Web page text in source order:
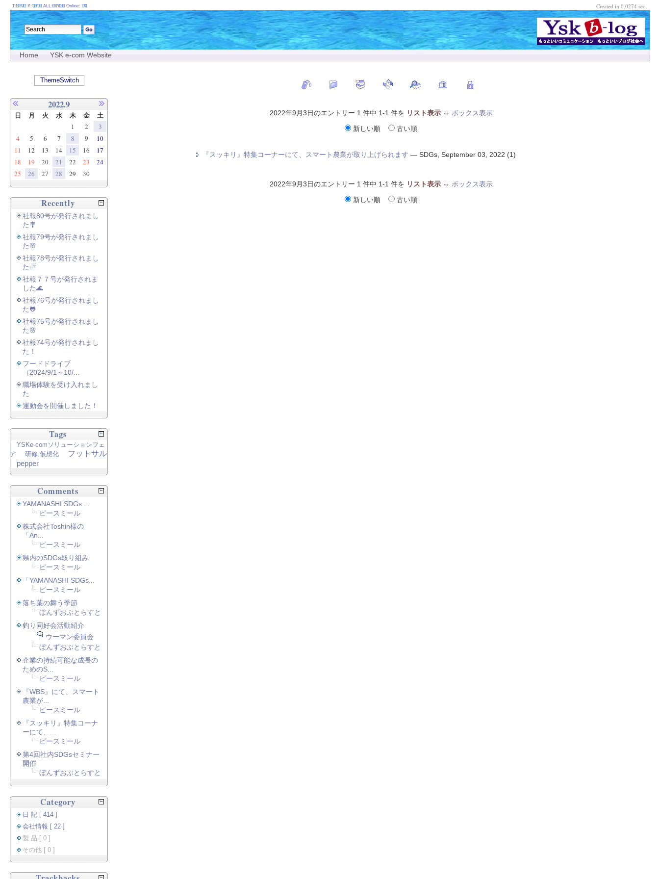
Home YSK e-com Website
2022年9月3日のエントリー 1 件中 1-1 件を リスト表示⇔ ボックス表示
新しい順
古い順
『スッキリ』特集コーナーにて、スマート農業が取り上げられます — SDGs, September 03, 2022 (1)
2022年9月3日のエントリー 1 件中 1-1 件を リスト表示⇔ ボックス表示
新しい順
古い順
T: Y: ALL: Online:
ThemeSwitch
Created in 0.0274 sec.
2022.9
日 月 火 水 木 金 土
1 2
3
4
5 6 7 8 9
10
11
12 13 14 15 16
17
18
19 20 21 22 23
24
25
26 27 28 29 30
Recently
社報80号が発行されまし
た🎐
社報79号が発行されまし
た🌸
社報78号が発行されまし
た☃
社報７７号が発行されま
した🌊
社報76号が発行されまし
た🐸
社報75号が発行されまし
た🌸
社報74号が発行されまし
た！
フードドライブ
（2024/9/1～10/...
職場体験を受け入れまし
た
運動会を開催しました！
Tags
YSKe-comソリューションフェ
ア
研修,仮想化
フットサル
pepper
Comments
YAMANASHI SDGs ...
ピースミール
株式会社Toshin様の
「An...
ピースミール
県内のSDGs取り組み
ピースミール
「YAMANASHI SDGs...
ピースミール
落ち葉の舞う季節
ぼんずおぶとらすと
釣り同好会活動紹介
ウーマン委員会
ぼんずおぶとらすと
企業の持続可能な成長の
ためのS...
ピースミール
『WBS』にて、スマート
農業が...
ピースミール
『スッキリ』特集コーナ
ーにて、...
ピースミール
第4回社内SDGsセミナー
開催
ぼんずおぶとらすと
Category
日 記 [ 414 ]
会社情報 [ 22 ]
製 品 [ 0 ]
その他 [ 0 ]